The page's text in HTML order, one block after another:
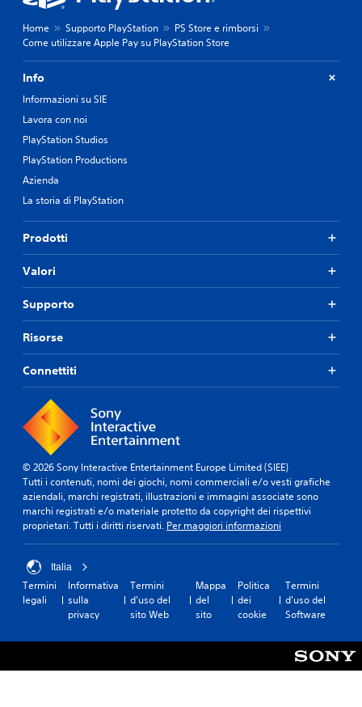
Home Supporto PlayStation
PS Store e rimborsi
Come utilizzare Apple Pay su PlayStation Store
Info
Informazioni su SIE
Lavora con noi
PlayStation Studios
PlayStation Productions
Azienda
La storia di PlayStation
Prodotti
Valori
Supporto
Risorse
Connettiti
© 2026 Sony Interactive Entertainment Europe Limited (SIEE)
Tutti i contenuti, nomi dei giochi, nomi commerciali e/o vesti grafiche
aziendali, marchi registrati, illustrazioni e immagini associate sono
marchi registrati e/o materiale protetto da copyright dei rispettivi
proprietari. Tutti i diritti riservati. Per maggiori informazioni
Italia
Termini
legali
Informativa
sulla
privacy
Termini
d'uso del
sito Web
Mappa
del
sito
Politica
dei
cookie
Termini
d'uso del
Software